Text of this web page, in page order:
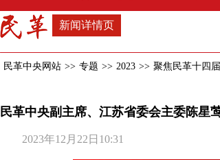
新闻详情页
民革中央网站 >> 专题 >> 2023 >> 聚焦民革十四
民革中央副主席、江苏省委会主委陈星
2023年12月22日10:31